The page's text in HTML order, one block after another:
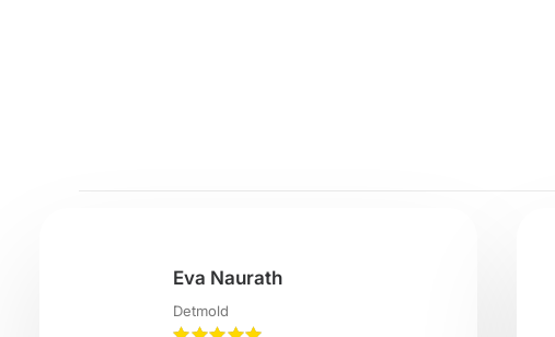
Eva Naurath
Detmold